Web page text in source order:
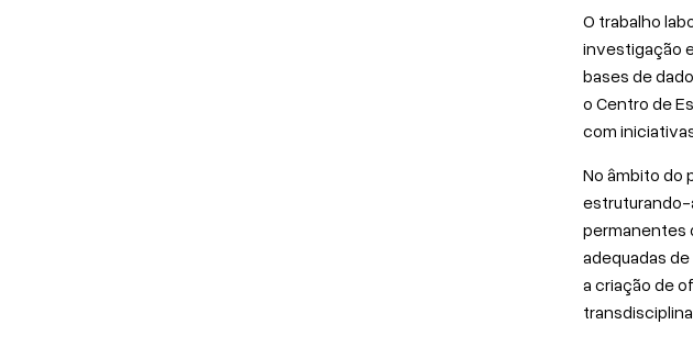
O trabalho
investigação
bases de
o Centro de
com
No âmbito do
estruturando-
permanentes
adequadas
a criação de